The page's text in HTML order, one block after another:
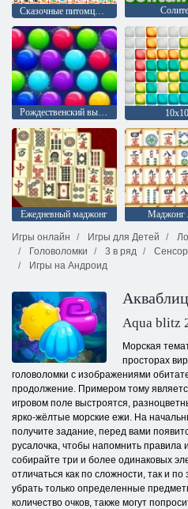
Сказочные питомцы связь
Рождественский выпуск: Забавные пузыри 10х10
Ежедневный маджонг Маджонг
Игры онлайн
Игры для Детей
Головоломки
3 в ряд
Игры на Андроид
Aqua blitz
Морская
просторах
головоломки с изображениями
продолжение. Примером тому
игровом поле выстроятся,
ярко-жёлтые морские ежи. На
получите задание, перед вами
русалочка, чтобы напомнить
собирайте три и более одинаковых
отличаться как по сложности, так и
убрать только определенные
количество очков, также могут